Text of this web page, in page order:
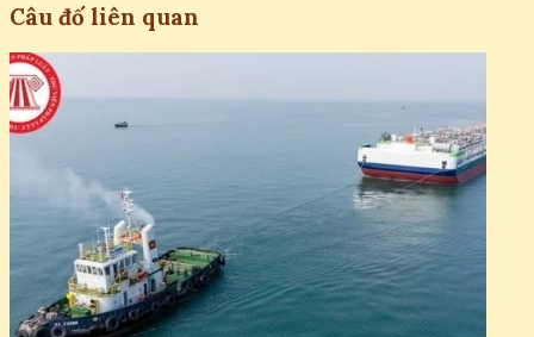
Câu đố liên quan